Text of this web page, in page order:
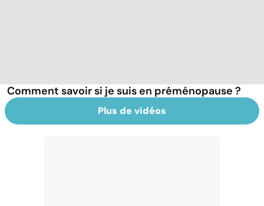
Comment savoir si je suis en préménopause ?
Plus de vidéos